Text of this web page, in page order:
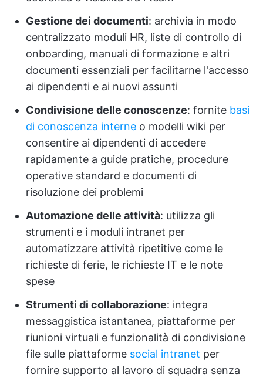
Gestione dei documenti: archivia in modo
centralizzato moduli HR, liste di controllo di
onboarding, manuali di formazione e altri
documenti essenziali per facilitarne l'accesso
ai dipendenti e ai nuovi assunti
Condivisione delle conoscenze: fornite basi
di conoscenza interne o modelli wiki per
consentire ai dipendenti di accedere
rapidamente a guide pratiche, procedure
operative standard e documenti di
risoluzione dei problemi
Automazione delle attività: utilizza gli
strumenti e i moduli intranet per
automatizzare attività ripetitive come le
richieste di ferie, le richieste IT e le note
spese
Strumenti di collaborazione: integra
messaggistica istantanea, piattaforme per
riunioni virtuali e funzionalità di condivisione
file sulle piattaforme social intranet per
fornire supporto al lavoro di squadra senza